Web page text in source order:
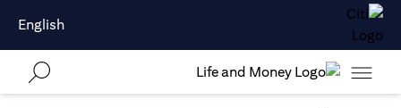
English